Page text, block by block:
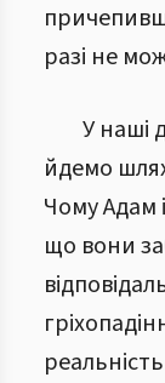
разі не
У наші
йдемо
Чому Адам
що вони